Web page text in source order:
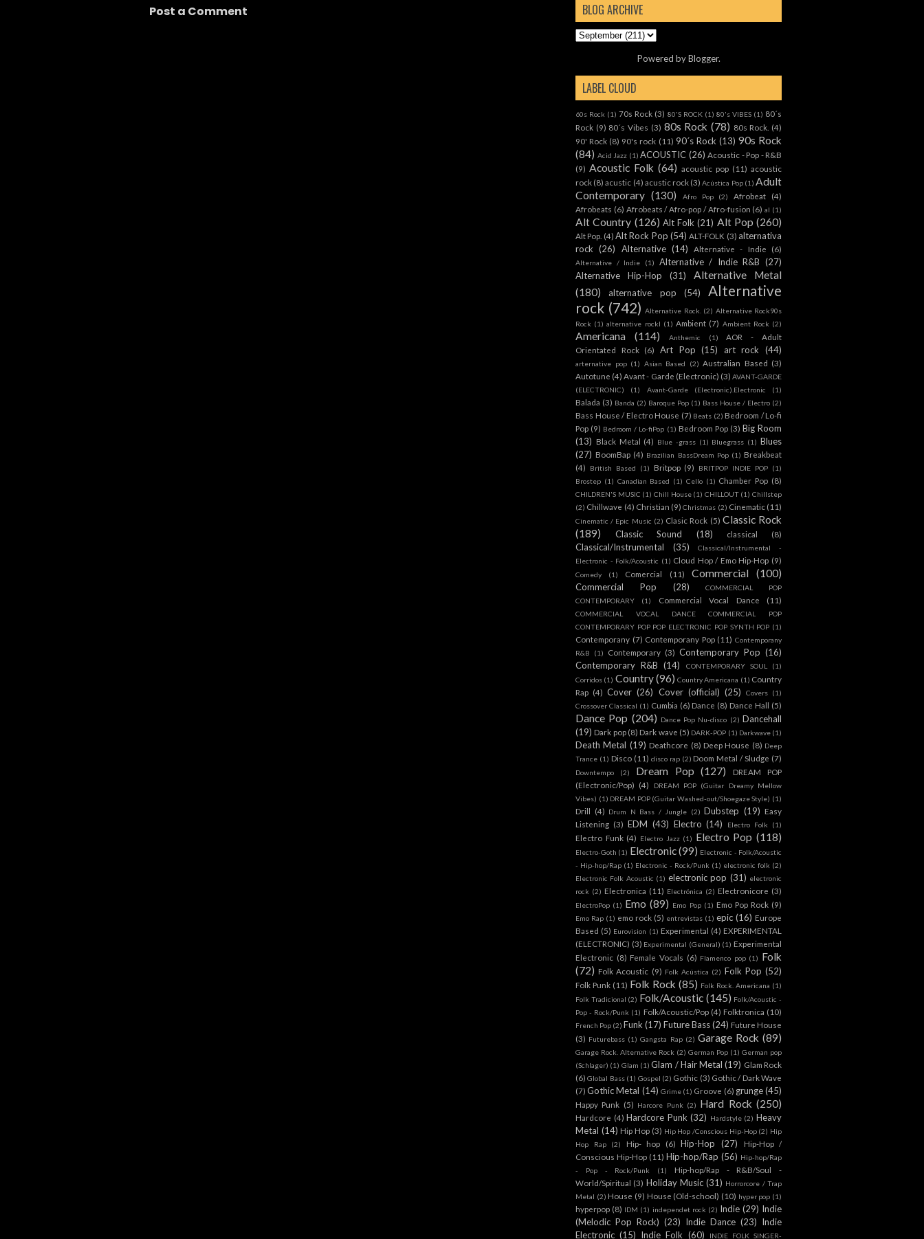
Post a Comment
BLOG ARCHIVE
Powered byBlogger.
LABEL CLOUD
60s Rock (1) 70s Rock (3) 80'S ROCK (1) 80's VIBES (1) 80´s
Rock (9) 80´s Vibes (3) 80s Rock (78) 80s Rock. (4)
90' Rock (8) 90's rock (11) 90´s Rock (13) 90s Rock
(84) Acid Jazz (1) ACOUSTIC (26) Acoustic - Pop - R&B
(9) Acoustic Folk (64) acoustic pop (11) acoustic
rock (8) acustic (4) acustic rock (3) Acústica Pop (1) Adult
Contemporary (130) Afro Pop (2) Afrobeat
(4)
Afrobeats (6) Afrobeats / Afro-pop / Afro-fusion (6) al (1)
Alt Country (126) Alt Folk (21) Alt Pop (260)
Alt Pop. (4) Alt Rock Pop (54) ALT-FOLK (3) alternativa
rock (26) Alternative (14) Alternative - Indie (6)
Alternative / Indie (1) Alternative / Indie R&B (27)
Alternative Hip-Hop
(31)
Alternative Metal
(180)
alternative pop (54)
Alternative
rock (742) Alternative Rock. (2) Alternative Rock90s
Rock (1) alternative rockl (1) Ambient (7) Ambient Rock (2)
Americana (114) Anthemic (1)
AOR - Adult
Orientated Rock (6) Art Pop (15) art rock (44)
arternative pop (1) Asian Based (2) Australian Based (3)
Autotune (4) Avant - Garde (Electronic) (3) AVANT-GARDE
(ELECTRONIC)
(1) Avant-Garde (Electronic).Electronic (1)
Balada (3) Banda (2) Baroque Pop (1) Bass House / Electro (2)
Bass House / Electro House (7) Beats (2) Bedroom / Lo-fi
Pop (9) Bedroom / Lo-fiPop (1) Bedroom Pop (3) Big Room
(13) Black Metal (4) Blue -grass (1) Bluegrass (1) Blues
(27) BoomBap (4) Brazilian BassDream Pop (1) Breakbeat
(4)
British Based (1) Britpop (9) BRITPOP INDIE POP (1)
Brostep (1) Canadian Based (1) Cello (1) Chamber Pop (8)
CHILDREN'S MUSIC (1) Chill House (1) CHILLOUT (1) Chillstep
(2) Chillwave (4) Christian (9) Christmas (2) Cinematic (11)
Cinematic / Epic Music (2) Clasic Rock (5) Classic Rock
(189)
Classic Sound (18) classical (8)
Classical/Instrumental (35)
Classical/Instrumental -
Electronic - Folk/Acoustic (1) Cloud Hop / Emo Hip-Hop (9)
Comedy (1) Comercial (11) Commercial (100)
Commercial Pop (28)
COMMERCIAL POP
CONTEMPORARY
(1) Commercial Vocal Dance (11)
COMMERCIAL VOCAL DANCE COMMERCIAL POP
CONTEMPORARY POP POP ELECTRONIC POP SYNTH POP (1)
Contemporany (7) Contemporany Pop (11) Contemporany
R&B
(1) Contemporary (3) Contemporary Pop (16)
Contemporary R&B (14) CONTEMPORARY SOUL
(1)
Corridos (1) Country(96) Country Americana (1) Country
Rap (4) Cover (26) Cover (official) (25) Covers (1)
Crossover Classical (1) Cumbia (6) Dance (8) Dance Hall (5)
Dance Pop (204) Dance Pop Nu-disco (2) Dancehall
(19) Dark pop (8) Dark wave (5) DARK-POP (1) Darkwave (1)
Death Metal (19) Deathcore (8) Deep House (8) Deep
Trance (1) Disco (11) disco rap (2) Doom Metal / Sludge (7)
Downtempo (2) Dream Pop (127)
DREAM POP
(Electronic/Pop) (4)
DREAM POP (Guitar Dreamy Mellow
Vibes) (1) DREAM POP (Guitar Washed-out/Shoegaze Style) (1)
Drill (4) Drum N Bass / Jungle (2) Dubstep (19) Easy
Listening (3) EDM (43) Electro (14) Electro Folk (1)
Electro Funk (4) Electro Jazz (1) Electro Pop (118)
Electro-Goth (1) Electronic(99) Electronic - Folk/Acoustic
- Hip-hop/Rap (1) Electronic - Rock/Punk (1) electronic folk (2)
Electronic Folk Acoustic (1) electronic pop (31) electronic
rock (2) Electronica (11) Electrónica (2) Electronicore (3)
ElectroPop (1) Emo (89) Emo Pop (1) Emo Pop Rock (9)
Emo Rap (1) emo rock (5) entrevistas (1) epic (16) Europe
Based (5) Eurovision (1) Experimental (4) EXPERIMENTAL
(ELECTRONIC) (3) Experimental (General) (1) Experimental
Electronic (8) Female Vocals (6) Flamenco pop (1) Folk
(72) Folk Acoustic (9) Folk Acústica (2) Folk Pop (52)
Folk Punk (11) Folk Rock (85) Folk Rock. Americana (1)
Folk Tradicional (2) Folk/Acoustic (145) Folk/Acoustic -
Pop - Rock/Punk (1) Folk/Acoustic/Pop (4) Folktronica (10)
French Pop (2) Funk (17) Future Bass(24) Future House
(3) Futurebass (1) Gangsta Rap (2) Garage Rock (89)
Garage Rock. Alternative Rock (2) German Pop (1) German pop
(Schlager) (1) Glam (1) Glam / Hair Metal (19) Glam Rock
(6) Global Bass (1) Gospel (2) Gothic (3) Gothic / Dark Wave
(7) Gothic Metal (14) Grime (1) Groove (6) grunge (45)
Happy Punk (5) Harcore Punk (2) Hard Rock (250)
Hardcore (4) Hardcore Punk (32) Hardstyle (2) Heavy
Metal (14) Hip Hop (3) Hip Hop /Conscious Hip-Hop (2) Hip
Hop Rap
(2) Hip- hop (6) Hip-Hop (27)
Hip-Hop /
Conscious Hip-Hop (11) Hip-hop/Rap (56) Hip-hop/Rap
- Pop - Rock/Punk
(1)
Hip-hop/Rap - R&B/Soul -
World/Spiritual (3) Holiday Music (31) Horrorcore / Trap
Metal (2) House (9) House (Old-school) (10) hyper pop (1)
hyperpop (8) IDM (1) independet rock (2) Indie (29) Indie
(Melodic Pop Rock) (23) Indie Dance (23) Indie
Electronic (15) Indie Folk (60) INDIE FOLK SINGER-